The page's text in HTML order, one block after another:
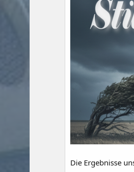
Die Ergebnisse